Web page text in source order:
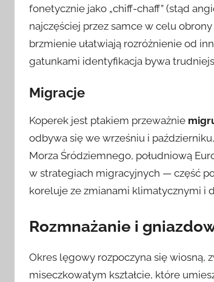
fonetycznie jako „chiff-chaff” (stąd
najczęściej przez samce w celu
brzmienie ułatwiają rozróżnienie od
gatunkami identyfikacja bywa
Migracje
Koperek jest ptakiem przeważnie
odbywa się we wrześniu i
Morza Śródziemnego, południową
w strategiach migracyjnych — część
koreluje ze zmianami klimatycznymi i
Rozmnażanie i
Okres lęgowy rozpoczyna się wiosną,
miseczkowatym kształcie, które